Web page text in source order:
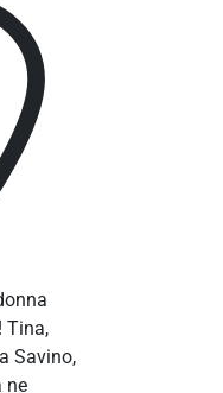
Tina,
Savino,
ne